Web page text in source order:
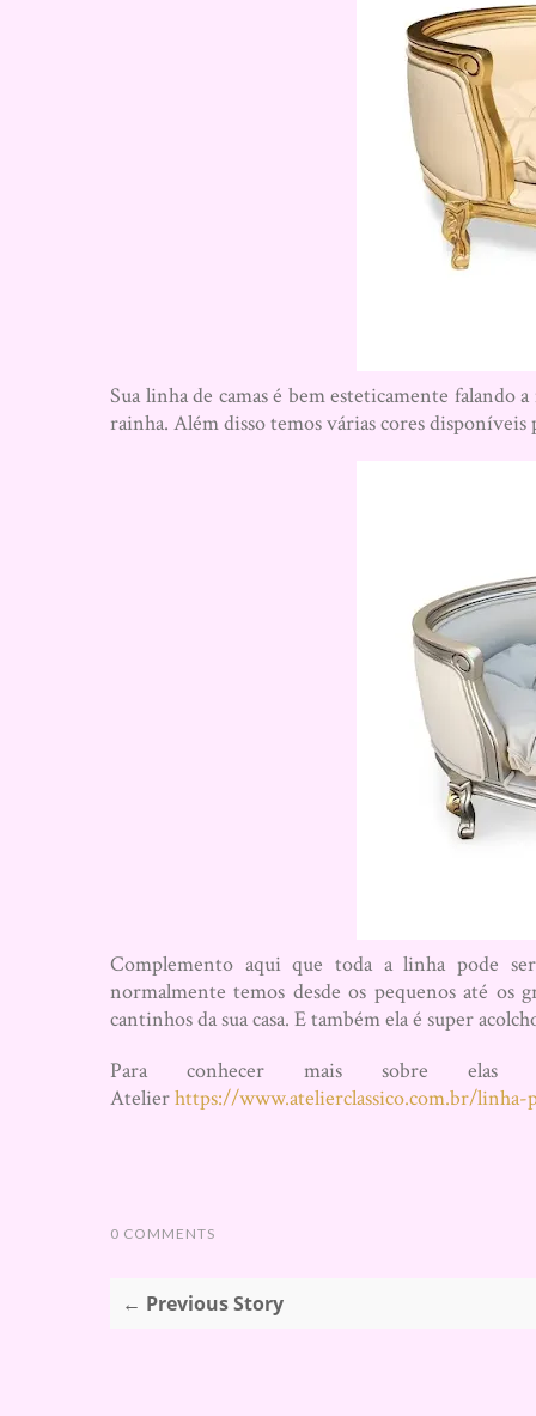
Sua linha de camas é bem esteticamente
rainha. Além disso temos várias cores
Complemento aqui que toda a linha pode
normalmente temos desde os pequenos até os
cantinhos da sua casa. E também ela é super
Para conhecer mais sobre
Atelierhttps://www.atelierclassico.com.br/linha-
0 COMMENTS
← Previous Story